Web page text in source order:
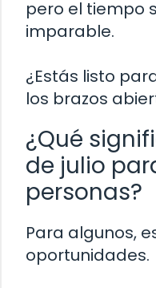
pero el tiempo
imparable.
¿Estás listo
los brazos
¿Qué
de julio
personas?
Para algunos,
oportunidades.